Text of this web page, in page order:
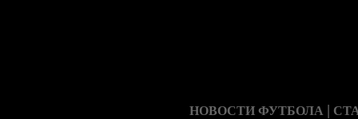
НОВОСТИ ФУТБОЛА |